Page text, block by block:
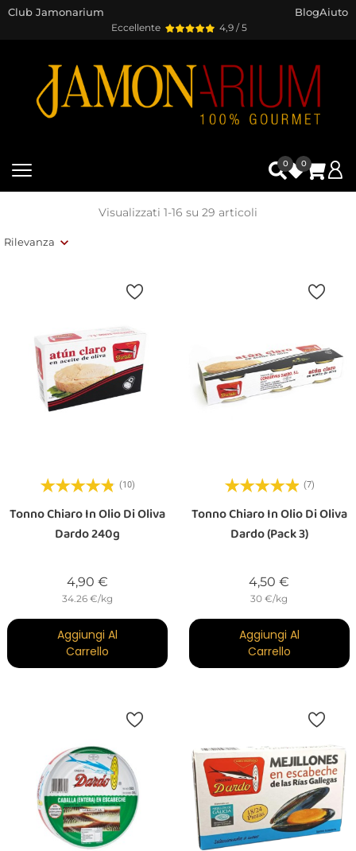
Eccellente 4,9 / 5
Club Jamonarium BlogAiuto
0 0
Rilevanza
Visualizzati 1-16 su 29 articoli
(10)
Tonno Chiaro In Olio Di Oliva
Dardo 240g
4,90 €Prezzo
34.26 €/kg
Aggiungi Al
Carrello
(7)
Tonno Chiaro In Olio Di Oliva
Dardo (Pack 3)
4,50 €
30 €/kg
Aggiungi Al
Carrello